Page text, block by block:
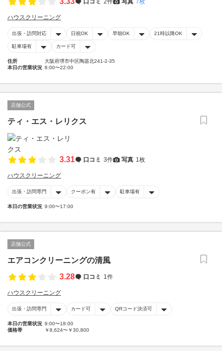
ハウスクリーニング
出張・訪問対応 日祝OK 早朝OK 21時以降OK
駐車場有 カード可
住所
大阪府堺市中区陶器北241-2-35
本日の営業状況 8:00〜22:00
店舗公式
ティ・エス・レリクス
3.31 口コミ 3件 写真 1枚
ハウスクリーニング
出張・訪問専門 クーポン有 駐車場有
本日の営業状況 9:00〜17:00
店舗公式
エアコンクリーニングの清風
3.28
口コミ 1件
ハウスクリーニング
出張・訪問専門 カード可 QRコード決済可
本日の営業状況 9:00〜18:00
価格帯
￥8,624〜￥30,800